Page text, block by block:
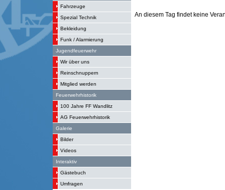
Fahrzeuge
Spezial Technik
Bekleidung
Funk / Alarmierung
Jugendfeuerwehr
Wir über uns
Reinschnuppern
Mitglied werden
Feuerwehrhistorik
100 Jahre FF Wandlitz
AG Feuerwehrhistorik
Galerie
Bilder
Videos
Interaktiv
Gästebuch
Umfragen
An diesem Tag findet keine